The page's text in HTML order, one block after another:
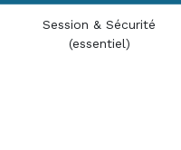
Session & Sécurité
(essentiel)